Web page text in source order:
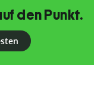
den Punkt.